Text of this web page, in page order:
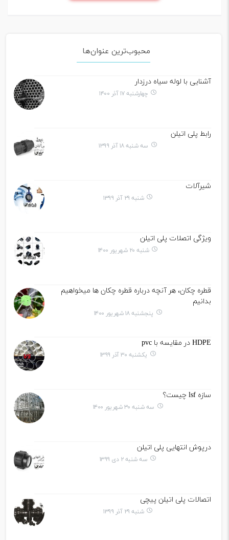
محبوب‌ترین عنوان‌ها
آشنایی با لوله سیاه درزدار
چهارشنبه ۱۷ آذر ۱۴۰۰
رابط پلی اتیلن
سه شنبه ۱۸ آذر ۱۳۹۹
شیرآلات
شنبه ۲۹ آذر ۱۳۹۹
ویژگی اتصلات پلی اتیلن
شنبه ۲۰ شهریور ۱۴۰۰
قطره چکان، هر آنچه درباره قطره چکان ها میخواهیم
بدانیم
پنجشنبه ۱۸ شهریور ۱۴۰۰
HDPE در مقایسه با pvc
یکشنبه ۳۰ آذر ۱۳۹۹
سازه lsf چیست؟
سه شنبه ۳۰ شهریور ۱۴۰۰
درپوش انتهایی پلی اتیلن
سه شنبه ۲ دی ۱۳۹۹
اتصالات پلی اتیلن پیچی
شنبه ۲۹ آذر ۱۳۹۹